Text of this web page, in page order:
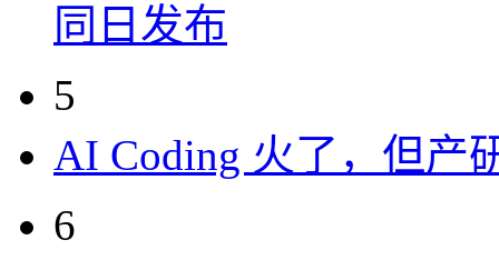
同日发布
5
AI Coding 火了，但产
6